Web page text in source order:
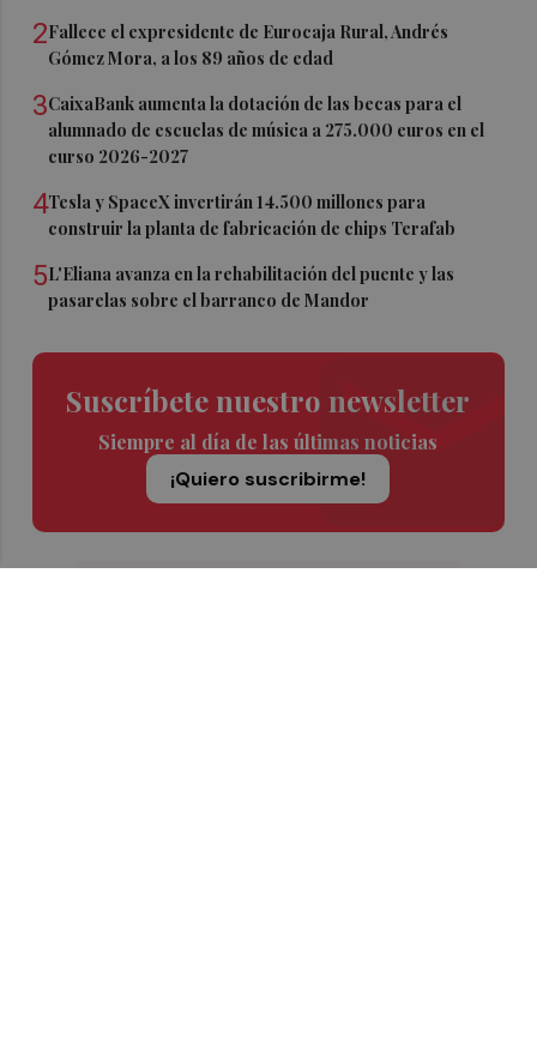
2Fallece el expresidente de Eurocaja Rural, Andrés
Gómez Mora, a los 89 años de edad
3CaixaBank aumenta la dotación de las becas para el
alumnado de escuelas de música a 275.000 euros en el
curso 2026-2027
4Tesla y SpaceX invertirán 14.500 millones para
construir la planta de fabricación de chips Terafab
5L'Eliana avanza en la rehabilitación del puente y las
pasarelas sobre el barranco de Mandor
Suscríbete nuestro newsletter
Siempre al día de las últimas noticias
¡Quiero suscribirme!